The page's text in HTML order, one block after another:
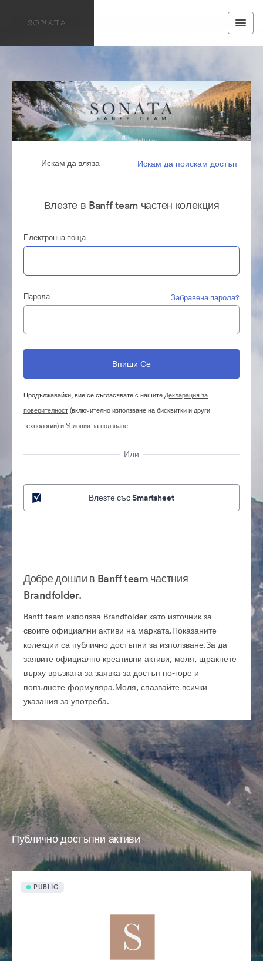
Искам да вляза Искам да поискам достъп
Влезте в Banff team частен колекция
Електронна поща
Парола Забравена парола?
Продължавайки, вие се съгласявате с нашитеДекларация за
поверителност(включително използване на бисквитки и други
технологии) иУсловия за ползване
Или
Влезте със Smartsheet
Добре дошли в Banff team частния
Brandfolder.
Banff team използва Brandfolder като източник за
своите официални активи на марката.Показаните
колекции са публично достъпни за използване.За да
заявите официално креативни активи, моля, щракнете
върху връзката за заявка за достъп по-горе и
попълнете формуляра.Моля, спазвайте всички
указания за употреба.
Публично достъпни активи
PUBLIC